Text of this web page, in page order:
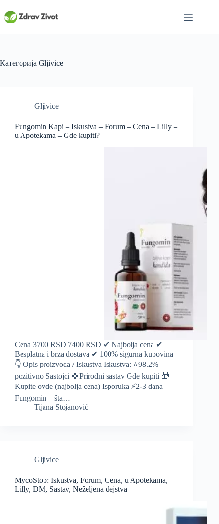
to
content
Категорија Gljivice
Gljivice
Fungomin Kapi – Iskustva – Forum – Cena – Lilly –
u Apotekama – Gde kupiti?
Cena 3700 RSD 7400 RSD ✔ Najbolja cena ✔
Besplatna i brza dostava ✔ 100% sigurna kupovina
👇 Opis proizvoda / Iskustva Iskustva: ⭐️98.2%
pozitivno Sastojci 🍀Prirodni sastav Gde kupiti 🎁
Kupite ovde (najbolja cena) Isporuka ⚡️2-3 dana
Fungomin – šta…
Tijana Stojanović
Gljivice
MycoStop: Iskustva, Forum, Cena, u Apotekama,
Lilly, DM, Sastav, Neželjena dejstva